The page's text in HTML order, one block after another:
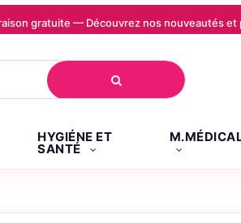
gratuite — Découvrez nos nouveautés
HYGIÉNE ET
SANTÉ